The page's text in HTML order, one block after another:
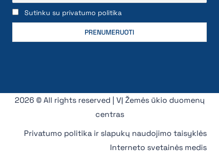
Privatumo politika ir slapukų naudojimo taisyklės
Interneto svetainės medis